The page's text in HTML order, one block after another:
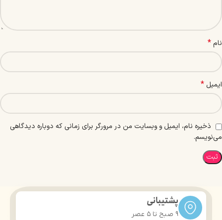
نام*
ایمیل *
ذخیره نام، ایمیل و وبسایت من در مرورگر برای زمانی که دوباره دیدگاهی
می‌نویسم.
پشتیبانی
9 صبح تا ۵ عصر